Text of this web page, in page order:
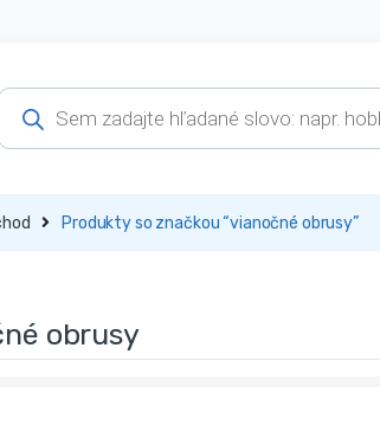
search
Produkty so značkou “vianočné obrusy”
obrusy